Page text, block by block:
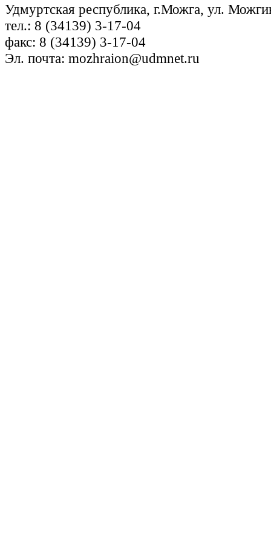
Удмуртская республика, г.Можга, ул.
тел.: 8 (34139) 3-17-04
факс: 8 (34139) 3-17-04
Эл. почта: mozhraion@udmnet.ru